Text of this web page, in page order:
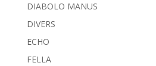
DIABOLO MANUS
DIVERS
ECHO
FELLA